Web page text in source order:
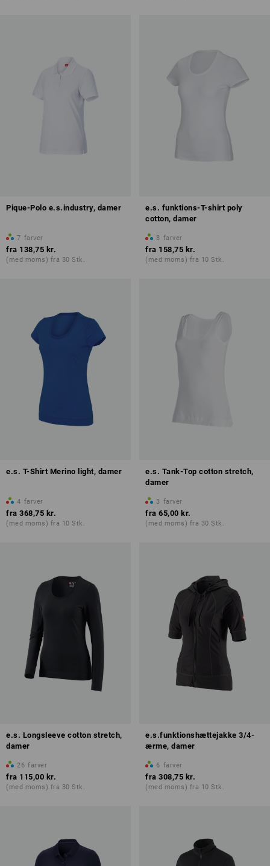
Pique-Polo e.s.industry, damer
7 farver
fra 138,75 kr.
(med moms) fra 30 Stk.
e.s. funktions-T-shirt poly
cotton, damer
8 farver
fra 158,75 kr.
(med moms) fra 10 Stk.
e.s. T-Shirt Merino light, damer
4 farver
fra 368,75 kr.
(med moms) fra 10 Stk.
e.s. Tank-Top cotton stretch,
damer
3 farver
fra 65,00 kr.
(med moms) fra 30 Stk.
e.s. Longsleeve cotton stretch,
damer
26 farver
fra 115,00 kr.
(med moms) fra 30 Stk.
e.s.funktionshættejakke 3/4-
ærme, damer
6 farver
fra 308,75 kr.
(med moms) fra 10 Stk.